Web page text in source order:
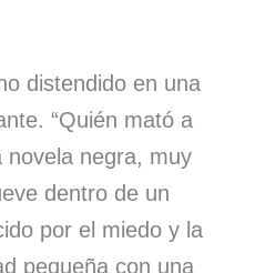
distendido en una
“Quién mató a
novela negra, muy
dentro de un
por el miedo y la
pequeña con una